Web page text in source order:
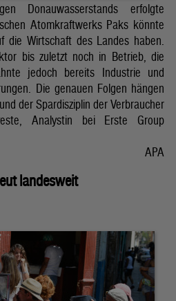
Donauwasserstands erfolgte
Atomkraftwerks Paks könnte
die Wirtschaft des Landes haben.
bis zuletzt noch in Betrieb, die
jedoch bereits Industrie und
Die genauen Folgen hängen
der Spardisziplin der Verbraucher
Analystin bei Erste Group
APA
landesweit